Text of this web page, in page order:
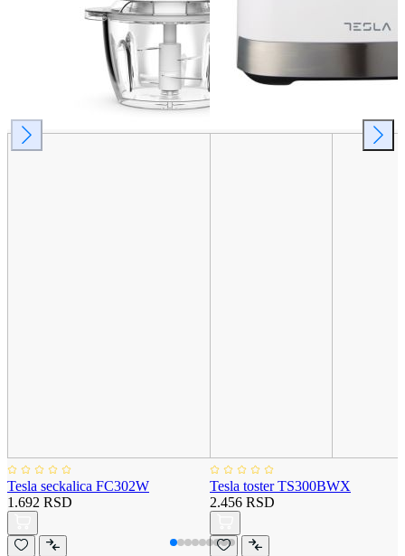
Tesla seckalica FC302W
1.692 RSD
Tesla toster TS300BWX
2.456 RSD